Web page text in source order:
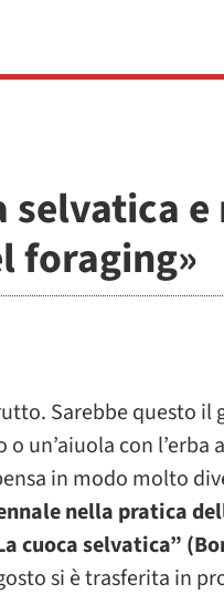
selvatica
foraging»
Sarebbe questo
un’aiuola con
in modo molto
nella pratica
cuoca selvatica”
si è trasferita in